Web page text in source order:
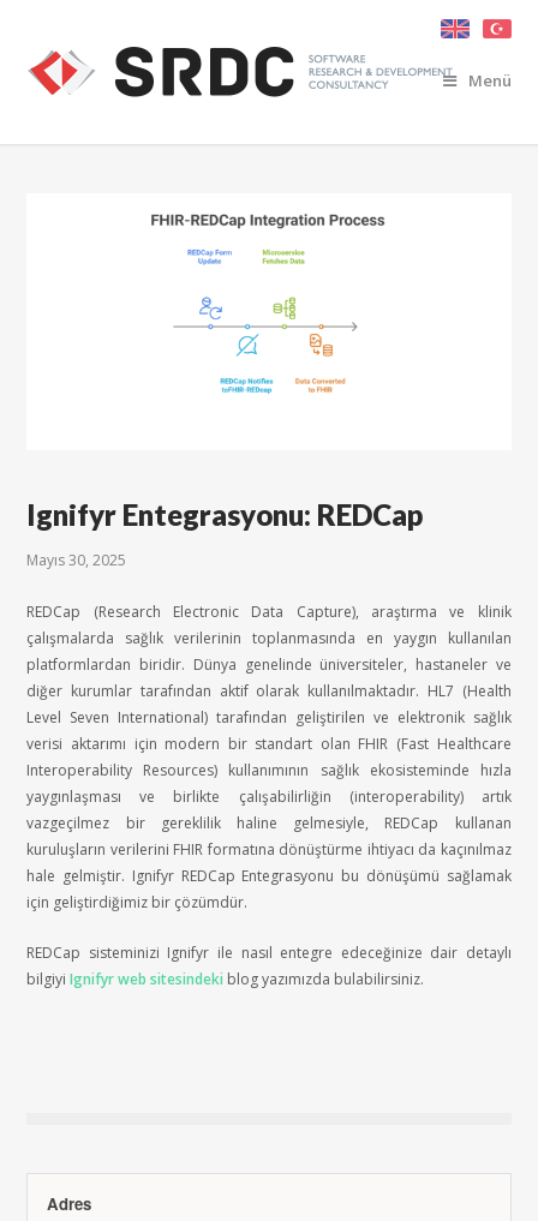
Menü
Ignifyr Entegrasyonu: REDCap
Mayıs 30, 2025
REDCap (Research Electronic Data Capture), araştırma ve klinik
çalışmalarda sağlık verilerinin toplanmasında en yaygın kullanılan
platformlardan biridir. Dünya genelinde üniversiteler, hastaneler ve
diğer kurumlar tarafından aktif olarak kullanılmaktadır. HL7 (Health
Level Seven International) tarafından geliştirilen ve elektronik sağlık
verisi aktarımı için modern bir standart olan FHIR (Fast Healthcare
Interoperability Resources) kullanımının sağlık ekosisteminde hızla
yaygınlaşması ve birlikte çalışabilirliğin (interoperability) artık
vazgeçilmez bir gereklilik haline gelmesiyle, REDCap kullanan
kuruluşların verilerini FHIR formatına dönüştürme ihtiyacı da kaçınılmaz
hale gelmiştir. Ignifyr REDCap Entegrasyonu bu dönüşümü sağlamak
için geliştirdiğimiz bir çözümdür.
REDCap sisteminizi Ignifyr ile nasıl entegre edeceğinize dair detaylı
bilgiyiIgnifyr web sitesindeki blog yazımızda bulabilirsiniz.
Adres